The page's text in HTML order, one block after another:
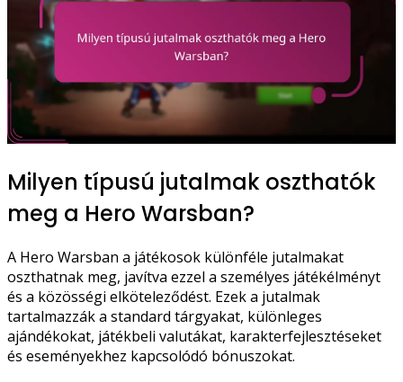
Milyen típusú jutalmak oszthatók
meg a Hero Warsban?
A Hero Warsban a játékosok különféle jutalmakat
oszthatnak meg, javítva ezzel a személyes játékélményt
és a közösségi elköteleződést. Ezek a jutalmak
tartalmazzák a standard tárgyakat, különleges
ajándékokat, játékbeli valutákat, karakterfejlesztéseket
és eseményekhez kapcsolódó bónuszokat.